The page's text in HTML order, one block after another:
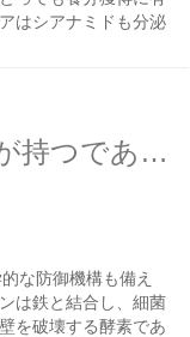
はシアナミドも分泌
フェニルプロパノイド類が持つであろうもう一つの健康効果
な防御機構も備え
は鉄と結合し、細菌
を破壊する酵素であ